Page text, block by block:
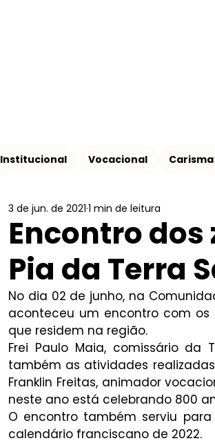
Institucional Vocacional Carisma
Encontro dos
Pia da Terra
3 de jun. de 2021 1 min de leitura
No dia 02 de junho, na
aconteceu um encontro com os
que residem na região.
Frei Paulo Maia, comissário da
também as atividades
Franklin Freitas, animador
neste ano está celebrando 800
O encontro também serviu
calendário franciscano de 2022.